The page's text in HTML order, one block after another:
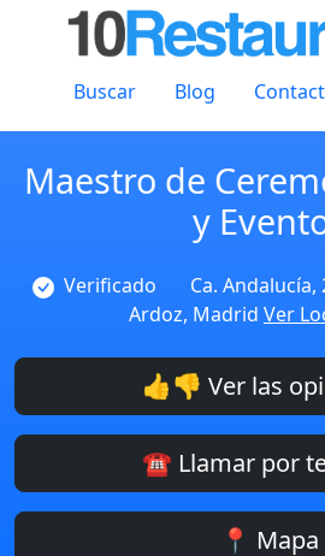
Buscar Blog
Maestro de
y
Verificado
Ca.
Ardoz, Madrid Ver
👍👎 Ver las
☎️ Llamar por
📍 Mapa